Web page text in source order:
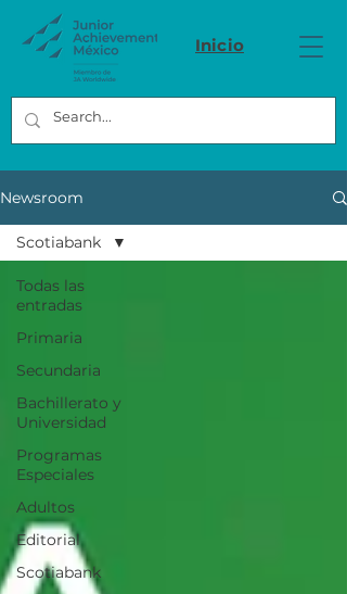
Inicio
Newsroom
Todas las
entradas
Primaria
Secundaria
Bachillerato y
Universidad
Programas
Especiales
Adultos
Editorial
Scotiabank
Scotiabank